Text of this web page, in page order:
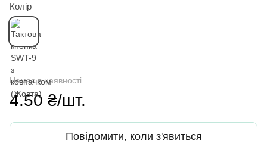
Колір
Немає в наявності
4.50 ₴/шт.
Повідомити, коли з'явиться